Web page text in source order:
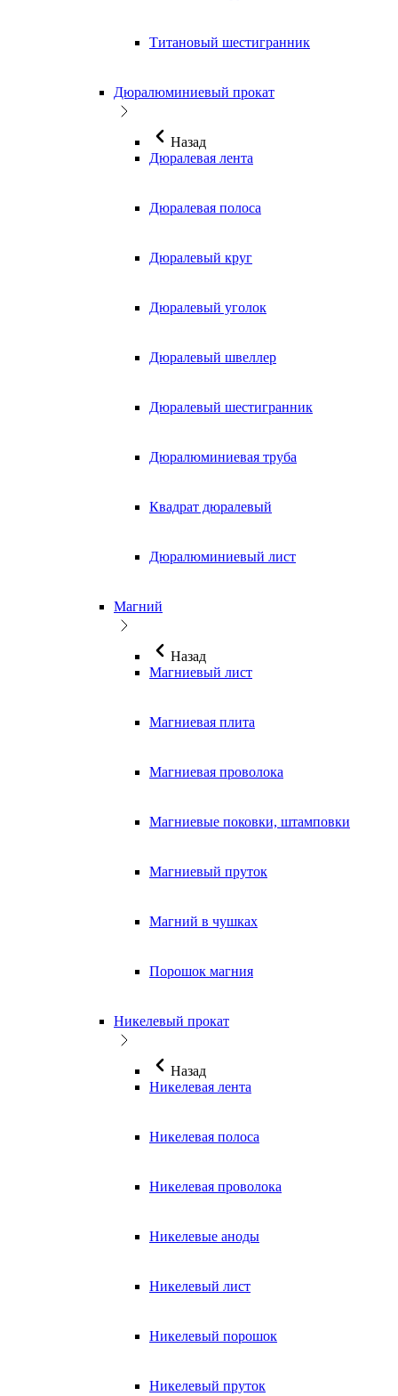
Титановый шестигранник
Дюралюминиевый прокат
Назад
Дюралевая лента
Дюралевая полоса
Дюралевый круг
Дюралевый уголок
Дюралевый швеллер
Дюралевый шестигранник
Дюралюминиевая труба
Квадрат дюралевый
Дюралюминиевый лист
Магний
Назад
Магниевый лист
Магниевая плита
Магниевая проволока
Магниевые поковки, штамповки
Магниевый пруток
Магний в чушках
Порошок магния
Никелевый прокат
Назад
Никелевая лента
Никелевая полоса
Никелевая проволока
Никелевые аноды
Никелевый лист
Никелевый порошок
Никелевый пруток